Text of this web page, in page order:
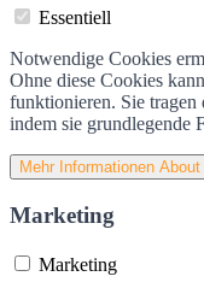
Essentiell
Notwendige Cookies
Ohne diese Cookies
funktionieren. Sie tragen
indem sie grundlegende
Mehr Informationen
Marketing
Marketing